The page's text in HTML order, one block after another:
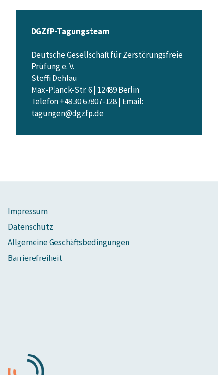
DGZfP-Tagungsteam
Deutsche Gesellschaft für Zerstörungsfreie
Prüfung e. V.
Steffi Dehlau
Max-Planck-Str. 6 | 12489 Berlin
Telefon +49 30 67807-128 | Email:
tagungen@dgzfp.de
Impressum
Datenschutz
Allgemeine Geschäftsbedingungen
Barrierefreiheit